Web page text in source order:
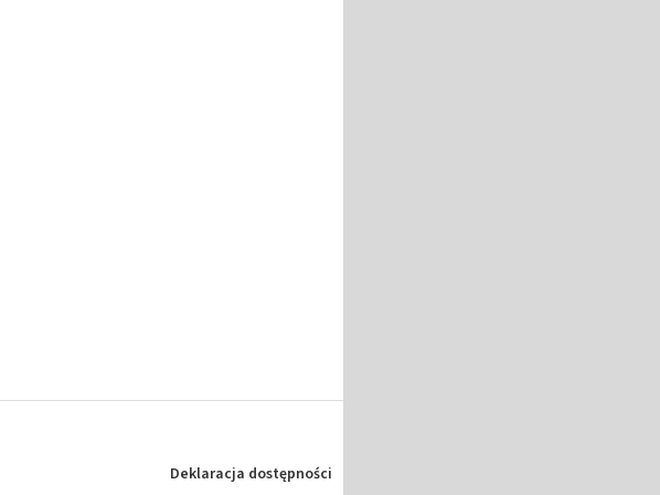
Deklaracja dostępności